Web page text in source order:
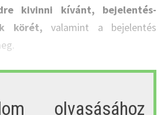
kivinni kívánt, bejelentés-
körét, valamint a bejelentés
olvasásához